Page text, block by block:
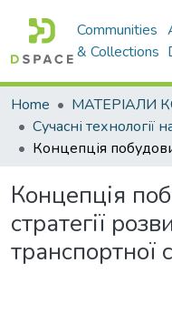
Communities
& Collections
Home
Концепція
стратегії
транспортної